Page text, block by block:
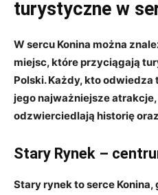
turystyczne w⁣
W‌ sercu Konina można
miejsc, które przyciągają
Polski. Każdy, kto‌
jego ‌najważniejsze
odzwierciedlają ‌historię
Stary Rynek –
Stary‌ rynek ‌to ⁤serce